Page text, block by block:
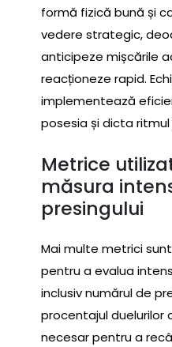
formă fizică bună și
vedere strategic,
anticipeze mișcările
reacționeze rapid.
implementează
posesia și dicta ritmul
Metrice
măsura
presingului
Mai multe metrici
pentru a evalua
inclusiv numărul de
procentajul duelurilor
necesar pentru a